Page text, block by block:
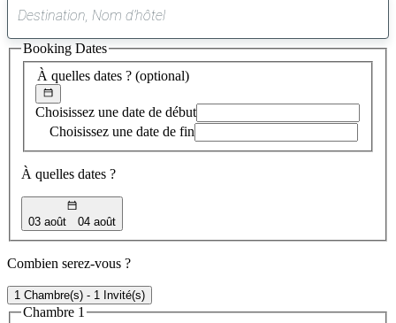
suggestion
trouvée
À quelles dates ? (optional)
Choisissez une date de début
Choisissez une date de fin
À quelles dates ?
03 août 04 août
Booking Dates
Combien serez-vous ?
1 Chambre(s) - 1 Invité(s)
Chambre 1